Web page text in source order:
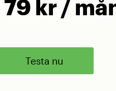
79 kr /
Testa nu